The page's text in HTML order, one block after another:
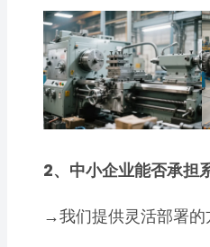
2、中小企业能否承担
→我们提供灵活部署的